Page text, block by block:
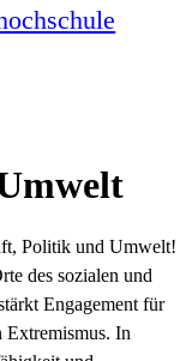
Politik und Umwelt!
des sozialen und
Engagement für
Extremismus. In